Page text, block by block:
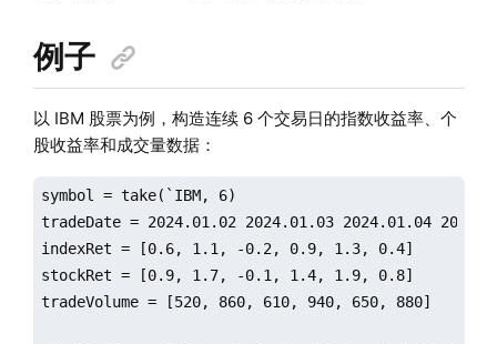
例子
以 IBM 股票为例，构造连续 6 个交易日的指数收益率、个
股收益率和成交量数据：
symbol = take(`IBM, 6)
tradeDate = 2024.01.02 2024.01.03 2024.01.04
indexRet = [0.6, 1.1, -0.2, 0.9, 1.3, 0.4]
stockRet = [0.9, 1.7, -0.1, 1.4, 1.9, 0.8]
tradeVolume = [520, 860, 610, 940, 650, 880]